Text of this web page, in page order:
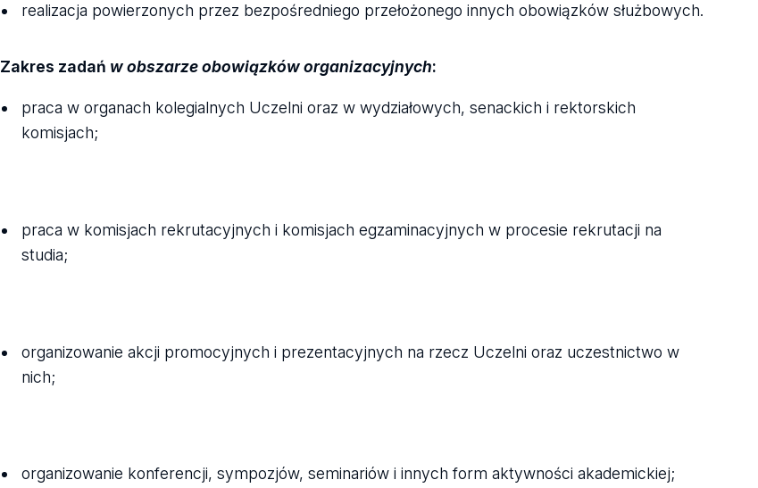
realizacja powierzonych przez bezpośredniego przełożonego innych obowiązków służbowych.
Zakres zadań w obszarze obowiązków organizacyjnych:
praca w organach kolegialnych Uczelni oraz w wydziałowych, senackich i rektorskich
komisjach;
praca w komisjach rekrutacyjnych i komisjach egzaminacyjnych w procesie rekrutacji na
studia;
organizowanie akcji promocyjnych i prezentacyjnych na rzecz Uczelni oraz uczestnictwo w
nich;
organizowanie konferencji, sympozjów, seminariów i innych form aktywności akademickiej;